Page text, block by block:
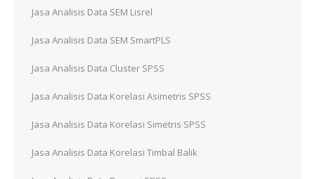
Jasa Analisis Data SEM Lisrel
Jasa Analisis Data SEM SmartPLS
Jasa Analisis Data Cluster SPSS
Jasa Analisis Data Korelasi Asimetris SPSS
Jasa Analisis Data Korelasi Simetris SPSS
Jasa Analisis Data Korelasi Timbal Balik